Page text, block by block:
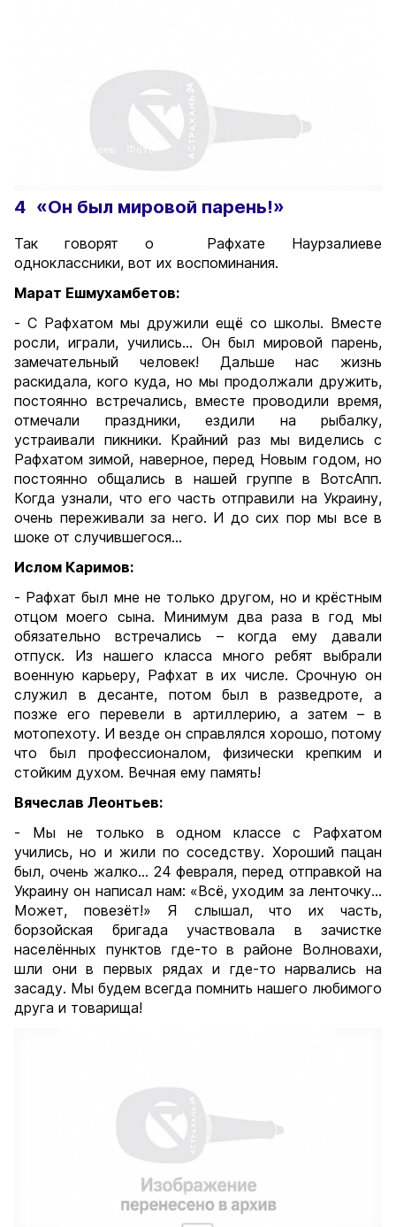
Автор: А. Кубеев Фото:
4 «Он был мировой парень!»
Так говорят о Рафхате Наурзалиеве
одноклассники, вот их воспоминания.
Марат Ешмухамбетов:
- С Рафхатом мы дружили ещё со школы. Вместе
росли, играли, учились… Он был мировой парень,
замечательный человек! Дальше нас жизнь
раскидала, кого куда, но мы продолжали дружить,
постоянно встречались, вместе проводили время,
отмечали праздники, ездили на рыбалку,
устраивали пикники. Крайний раз мы виделись с
Рафхатом зимой, наверное, перед Новым годом, но
постоянно общались в нашей группе в ВотсАпп.
Когда узнали, что его часть отправили на Украину,
очень переживали за него. И до сих пор мы все в
шоке от случившегося…
Ислом Каримов:
- Рафхат был мне не только другом, но и крёстным
отцом моего сына. Минимум два раза в год мы
обязательно встречались – когда ему давали
отпуск. Из нашего класса много ребят выбрали
военную карьеру, Рафхат в их числе. Срочную он
служил в десанте, потом был в разведроте, а
позже его перевели в артиллерию, а затем – в
мотопехоту. И везде он справлялся хорошо, потому
что был профессионалом, физически крепким и
стойким духом. Вечная ему память!
Вячеслав Леонтьев:
- Мы не только в одном классе с Рафхатом
учились, но и жили по соседству. Хороший пацан
был, очень жалко… 24 февраля, перед отправкой на
Украину он написал нам: «Всё, уходим за ленточку…
Может, повезёт!» Я слышал, что их часть,
борзойская бригада участвовала в зачистке
населённых пунктов где-то в районе Волновахи,
шли они в первых рядах и где-то нарвались на
засаду. Мы будем всегда помнить нашего любимого
друга и товарища!
Автор: Фото из семейного архива Наурзалиевых